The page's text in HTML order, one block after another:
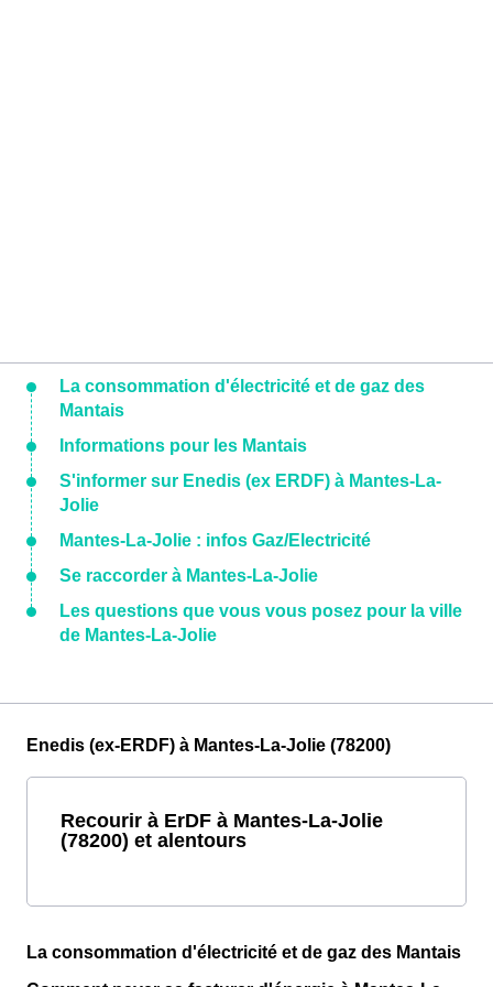
La consommation d'électricité et de gaz des
Mantais
Informations pour les Mantais
S'informer sur Enedis (ex ERDF) à Mantes-La-
Jolie
Mantes-La-Jolie : infos Gaz/Electricité
Se raccorder à Mantes-La-Jolie
Les questions que vous vous posez pour la ville
de Mantes-La-Jolie
Enedis (ex-ERDF) à Mantes-La-Jolie (78200)
Recourir à ErDF à Mantes-La-Jolie
(78200) et alentours
La consommation d'électricité et de gaz des Mantais